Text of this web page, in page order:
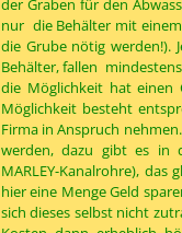
der Graben für den
nur die Behälter mit
die Grube nötig werden!).
Behälter, fallen
die Möglichkeit hat einen
Möglichkeit besteht
Firma in Anspruch
werden, dazu gibt es in
MARLEY-Kanalrohre),
hier eine Menge Geld
sich dieses selbst nicht